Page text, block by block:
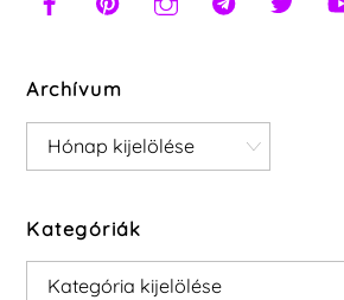
Archívum
Archívum
Kategóriák
Kategóriák